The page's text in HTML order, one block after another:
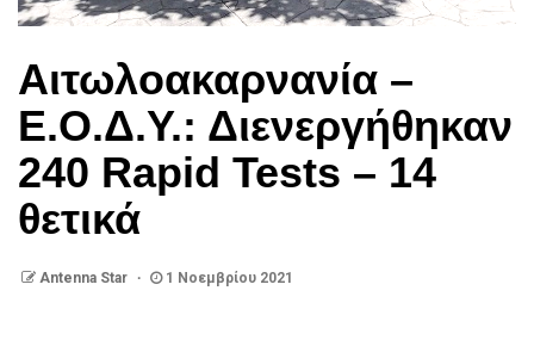
Αιτωλοακαρνανία –
Ε.Ο.Δ.Υ.: Διενεργήθηκαν
240 Rapid Tests – 14
θετικά
Antenna Star 1 Νοεμβρίου 2021